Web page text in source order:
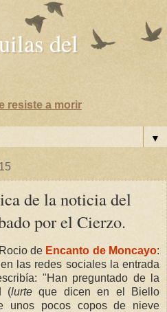
del
resiste a morir
▼
de la noticia del
por el Cierzo.
de Encanto de Moncayo:
las redes sociales la entrada
"Han preguntado de la
(lurte que dicen en el Biello
unos pocos copos de nieve